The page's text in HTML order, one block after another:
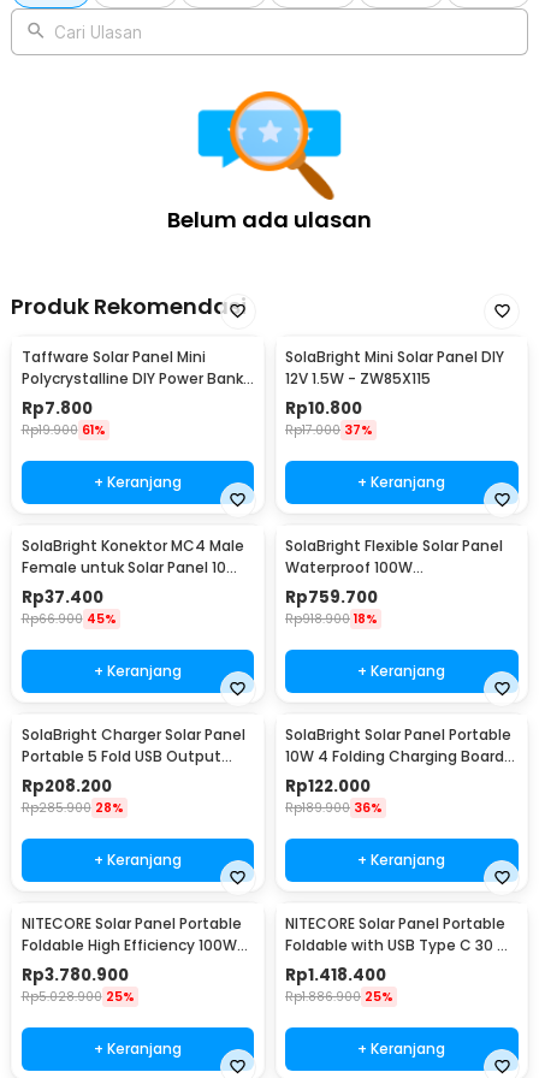
Cari Ulasan
Belum ada ulasan
Produk Rekomendasi
Taffware Solar Panel Mini
Polycrystalline DIY Power Bank
5V 1.1W 220mA
Rp7.800
Rp19.900 61%
+ Keranjang
SolaBright Mini Solar Panel DIY
12V 1.5W - ZW85X115
Rp10.800
Rp17.000 37%
+ Keranjang
SolaBright Konektor MC4 Male
Female untuk Solar Panel 10
Pasang
Rp37.400
Rp66.900 45%
+ Keranjang
SolaBright Flexible Solar Panel
Waterproof 100W
540x3x1060mm - PV-XC502
Rp759.700
Rp918.900 18%
+ Keranjang
SolaBright Charger Solar Panel
Portable 5 Fold USB Output
Port 9W 5V - KER-SO1
Rp208.200
Rp285.900 28%
+ Keranjang
SolaBright Solar Panel Portable
10W 4 Folding Charging Board -
K-10
Rp122.000
Rp189.900 36%
+ Keranjang
NITECORE Solar Panel Portable
Foldable High Efficiency 100W
IPX5 - FSP100W
Rp3.780.900
Rp5.028.900 25%
+ Keranjang
NITECORE Solar Panel Portable
Foldable with USB Type C 30 W
- FSP30
Rp1.418.400
Rp1.886.900 25%
+ Keranjang